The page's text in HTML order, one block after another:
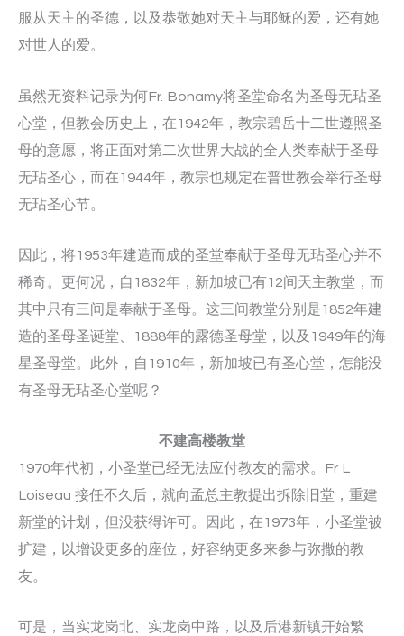
服从天主的圣德，以及恭敬她对天主与耶稣的爱，还有她
对世人的爱。
虽然无资料记录为何Fr. Bonamy将圣堂命名为圣母无玷圣
心堂，但教会历史上，在1942年，教宗碧岳十二世遵照圣
母的意愿，将正面对第二次世界大战的全人类奉献于圣母
无玷圣心，而在1944年，教宗也规定在普世教会举行圣母
无玷圣心节。
因此，将1953年建造而成的圣堂奉献于圣母无玷圣心并不
稀奇。更何况，自1832年，新加坡已有12间天主教堂，而
其中只有三间是奉献于圣母。这三间教堂分别是1852年建
造的圣母圣诞堂、1888年的露德圣母堂，以及1949年的海
星圣母堂。此外，自1910年，新加坡已有圣心堂，怎能没
有圣母无玷圣心堂呢？
不建高楼教堂
1970年代初，小圣堂已经无法应付教友的需求。Fr L
Loiseau 接任不久后，就向孟总主教提出拆除旧堂，重建
新堂的计划，但没获得许可。因此，在1973年，小圣堂被
扩建，以增设更多的座位，好容纳更多来参与弥撒的教
友。
可是，当实龙岗北、实龙岗中路，以及后港新镇开始繁